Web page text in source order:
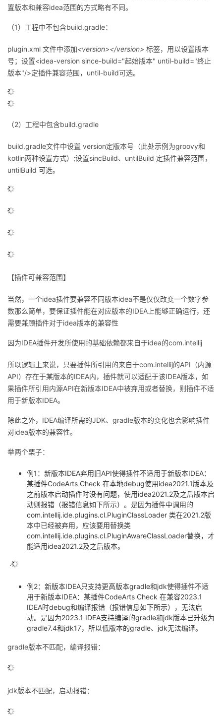
播
活
的
注
程
认
的
验
我
收
支
声
议
置版本和兼容idea范围的方式略有不同。
（1）工程中不包含build.gradle：
plugin.xml 文件中添加<version></version> 标签，用以设置版本
号；设置<idea-version since-build="起始版本" until-build="终止
版本"/>定插件兼容范围，until-build可选。
（2）工程中包含build.gradle
build.gradle文件中设置 version定版本号（此处示例为groovy和
kotlin两种设置方式）;设置sincBuild、untilBuild 定插件兼容范围，
untilBuild 可选。
【插件可兼容范围】
当然，一个idea插件要兼容不同版本idea不是仅仅改变一个数字参
数那么简单，要保证插件能在对应版本的IDEA上能够正确运行，还
需要兼顾插件对于idea版本的兼容性
因为IDEA插件开发所使用的基础依赖都来自于idea的com.intellij
所以逻辑上来说，只要插件所引用的来自于com.intellij的API（内源
API）存在于某版本的IDEA内，插件就可以适配于该IDEA版本，如
果插件所引用内源API在新版本IDEA中被弃用或者替换，则插件不适
用于新版本IDEA。
除此之外，IDEA编译所需的JDK、gradle版本的变化也会影响插件
对idea版本的兼容性。
举两个栗子：
例1：新版本IDEA弃用旧API使得插件不适用于新版本IDEA：
某插件CodeArts Check 在本地debug使用idea2021.1版本及
之前版本启动插件时没有问题，使用idea2021.2及之后版本启
动则报错（报错信息如下所示）。是因为插件中调用的
com.intellij.ide.plugins.cl.PluginClassLoader 类在2021.2版
本中已经被弃用，应该要用替换类
com.intellij.ide.plugins.cl.PluginAwareClassLoader替换，才
能适用idea2021.2及之后版本。
·
例2：新版本IDEA只支持更高版本gradle和jdk使得插件不适
用于新版本IDEA： 某插件CodeArts Check 在兼容2023.1
IDEA时debug和编译报错（报错信息如下所示），无法启
动。是因为2023.1 IDEA支持编译的gradle和jdk版本已升级为
gradle7.4和jdk17，所以低版本的gradle、jdk无法编译。
gradle版本不匹配，编译报错：
jdk版本不匹配，启动报错：